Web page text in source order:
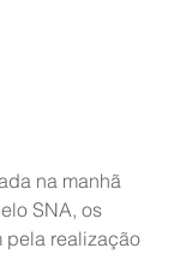
na manhã
SNA, os
pela realização